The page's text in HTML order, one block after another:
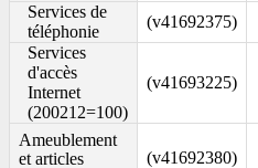
Services de
téléphonie
(v41692375)
Services
d'accès
Internet
(200212=100)
(v41693225)
Ameublement
et articles
(v41692380)